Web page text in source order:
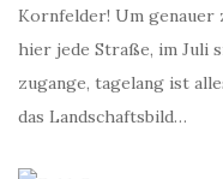
Kornfelder! Um genauer
hier jede Straße, im Juli
zugange, tagelang ist
das Landschaftsbild…